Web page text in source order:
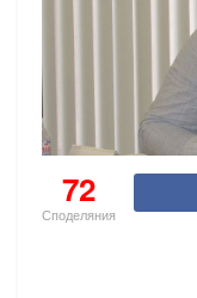
72
Споделяния